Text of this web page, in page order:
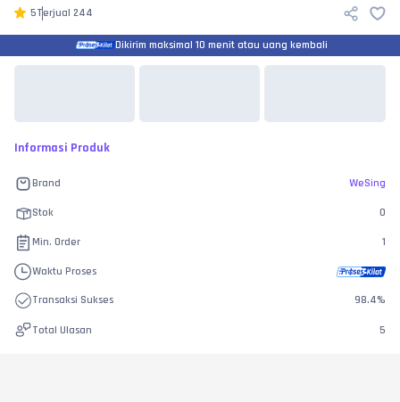
5Terjual 244
Dikirim maksimal 10 menit atau uang kembali
Informasi Produk
Brand WeSing
Stok 0
Min. Order 1
Waktu Proses
Transaksi Sukses 98.4%
Total Ulasan 5